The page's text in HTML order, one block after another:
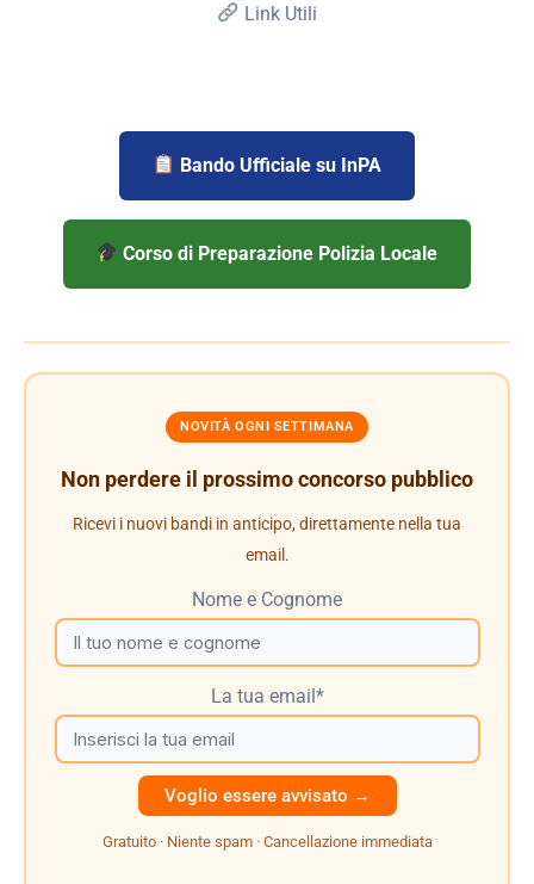
Link Utili
Bando Ufficiale su InPA
Corso di Preparazione Polizia Locale
NOVITÀ OGNI SETTIMANA
Non perdere il prossimo concorso pubblico
Ricevi i nuovi bandi in anticipo, direttamente nella tua
email.
Nome e Cognome
La tua email*
Gratuito · Niente spam · Cancellazione immediata